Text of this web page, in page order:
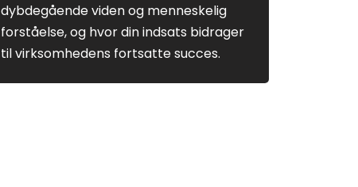
dybdegående viden og menneskelig
forståelse, og hvor din indsats bidrager
til virksomhedens fortsatte succes.